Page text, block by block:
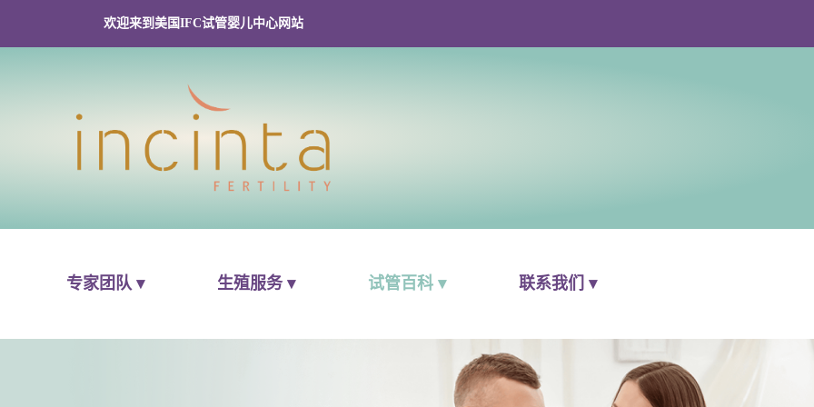
欢迎来到美国IFC试管婴儿中心网站
专家团队 ▾ 生殖服务 ▾ 试管百科 ▾ 联系我们 ▾